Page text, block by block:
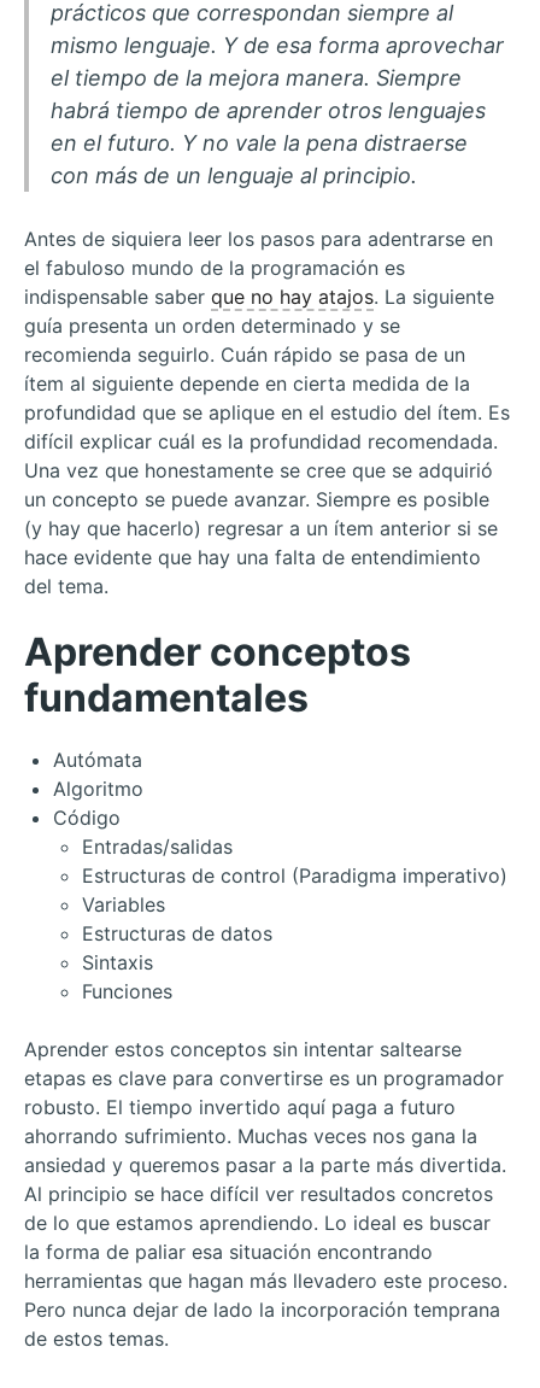
prácticos que correspondan siempre al
mismo lenguaje. Y de esa forma aprovechar
el tiempo de la mejora manera. Siempre
habrá tiempo de aprender otros lenguajes
en el futuro. Y no vale la pena distraerse
con más de un lenguaje al principio.
Antes de siquiera leer los pasos para adentrarse en
el fabuloso mundo de la programación es
indispensable saber que no hay atajos. La siguiente
guía presenta un orden determinado y se
recomienda seguirlo. Cuán rápido se pasa de un
ítem al siguiente depende en cierta medida de la
profundidad que se aplique en el estudio del ítem. Es
difícil explicar cuál es la profundidad recomendada.
Una vez que honestamente se cree que se adquirió
un concepto se puede avanzar. Siempre es posible
(y hay que hacerlo) regresar a un ítem anterior si se
hace evidente que hay una falta de entendimiento
del tema.
Aprender conceptos
fundamentales
Autómata
Algoritmo
Código
Entradas/salidas
Estructuras de control (Paradigma imperativo)
Variables
Estructuras de datos
Sintaxis
Funciones
Aprender estos conceptos sin intentar saltearse
etapas es clave para convertirse es un programador
robusto. El tiempo invertido aquí paga a futuro
ahorrando sufrimiento. Muchas veces nos gana la
ansiedad y queremos pasar a la parte más divertida.
Al principio se hace difícil ver resultados concretos
de lo que estamos aprendiendo. Lo ideal es buscar
la forma de paliar esa situación encontrando
herramientas que hagan más llevadero este proceso.
Pero nunca dejar de lado la incorporación temprana
de estos temas.